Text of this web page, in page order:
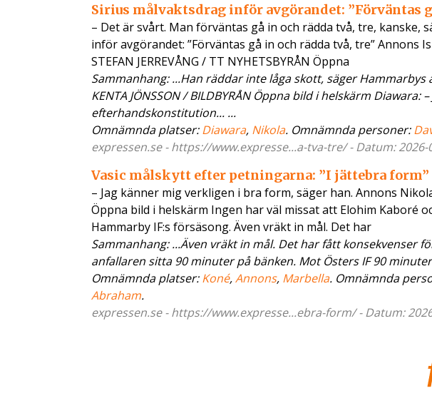
Sirius målvaktsdrag inför avgörandet: ”Förväntas
– Det är svårt. Man förväntas gå in och rädda två, tre, kanske,
inför avgörandet: ”Förväntas gå in och rädda två, tre” Annons
STEFAN JERREVÅNG / TT NYHETSBYRÅN Öppna
Sammanhang: ...Han räddar inte låga skott, säger Hammarbys
KENTA JÖNSSON / BILDBYRÅN Öppna bild i helskärm
efterhandskonstitution... ...
Omnämnda platser:Diawara, Nikola. Omnämnda personer:
expressen.se - https://www.expresse...a-tva-tre/ - Datum: 2026-
Vasic målskytt efter petningarna: ”I jättebra form”
– Jag känner mig verkligen i bra form, säger han. Annons Nikola
Öppna bild i helskärm Ingen har väl missat att Elohim Kaboré
Hammarby IF:s försäsong. Även vräkt in mål. Det har
Sammanhang: ...Även vräkt in mål. Det har fått konsekvenser
anfallaren sitta 90 minuter på bänken. Mot Östers IF 90
Omnämnda platser:Koné,Annons, Marbella. Omnämnda
Abraham.
expressen.se - https://www.expresse...ebra-form/ - Datum: